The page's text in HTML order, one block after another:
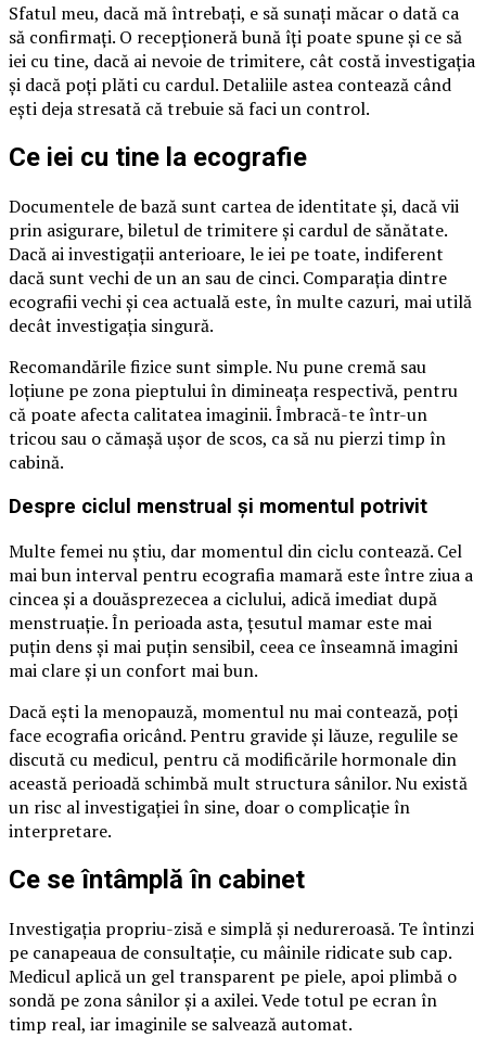
Sfatul meu, dacă mă întrebați, e să sunați măcar o dată ca
să confirmați. O recepționeră bună îți poate spune și ce să
iei cu tine, dacă ai nevoie de trimitere, cât costă investigația
și dacă poți plăti cu cardul. Detaliile astea contează când
ești deja stresată că trebuie să faci un control.
Ce iei cu tine la ecografie
Documentele de bază sunt cartea de identitate și, dacă vii
prin asigurare, biletul de trimitere și cardul de sănătate.
Dacă ai investigații anterioare, le iei pe toate, indiferent
dacă sunt vechi de un an sau de cinci. Comparația dintre
ecografii vechi și cea actuală este, în multe cazuri, mai utilă
decât investigația singură.
Recomandările fizice sunt simple. Nu pune cremă sau
loțiune pe zona pieptului în dimineața respectivă, pentru
că poate afecta calitatea imaginii. Îmbracă-te într-un
tricou sau o cămașă ușor de scos, ca să nu pierzi timp în
cabină.
Despre ciclul menstrual și momentul potrivit
Multe femei nu știu, dar momentul din ciclu contează. Cel
mai bun interval pentru ecografia mamară este între ziua a
cincea și a douăsprezecea a ciclului, adică imediat după
menstruație. În perioada asta, țesutul mamar este mai
puțin dens și mai puțin sensibil, ceea ce înseamnă imagini
mai clare și un confort mai bun.
Dacă ești la menopauză, momentul nu mai contează, poți
face ecografia oricând. Pentru gravide și lăuze, regulile se
discută cu medicul, pentru că modificările hormonale din
această perioadă schimbă mult structura sânilor. Nu există
un risc al investigației în sine, doar o complicație în
interpretare.
Ce se întâmplă în cabinet
Investigația propriu-zisă e simplă și nedureroasă. Te întinzi
pe canapeaua de consultație, cu mâinile ridicate sub cap.
Medicul aplică un gel transparent pe piele, apoi plimbă o
sondă pe zona sânilor și a axilei. Vede totul pe ecran în
timp real, iar imaginile se salvează automat.